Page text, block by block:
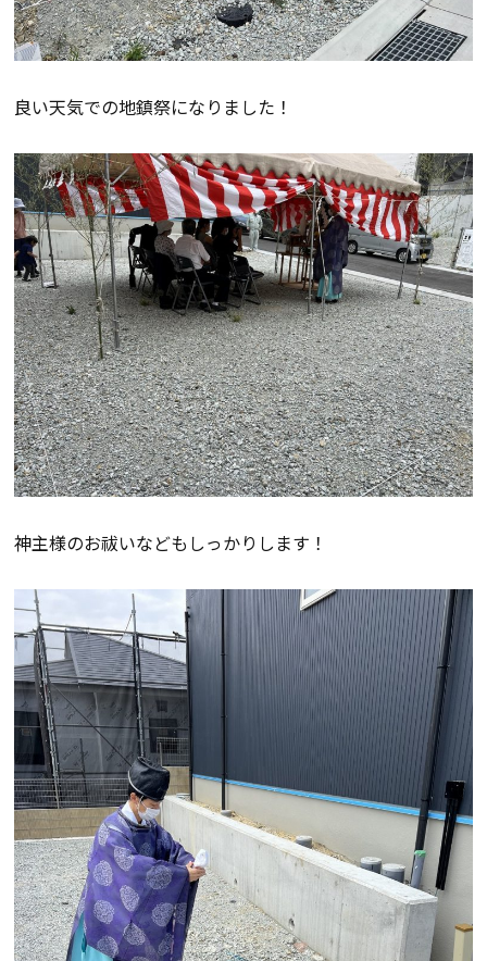
ZEH
施工実績
イベント・見学会
モデルハウス紹介
お客様の声
会社案内
取り組み
家づくりサポート
土地の上手な探し方
家づくりの資金計画
設計・施工品質管理
検査・アフターメンテナンス
良い天気での地鎮祭になりました！
神主様のお祓いなどもしっかりします！